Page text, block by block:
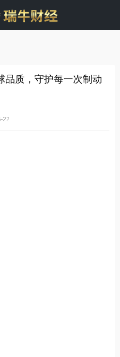
品质，守护每一次制动
22